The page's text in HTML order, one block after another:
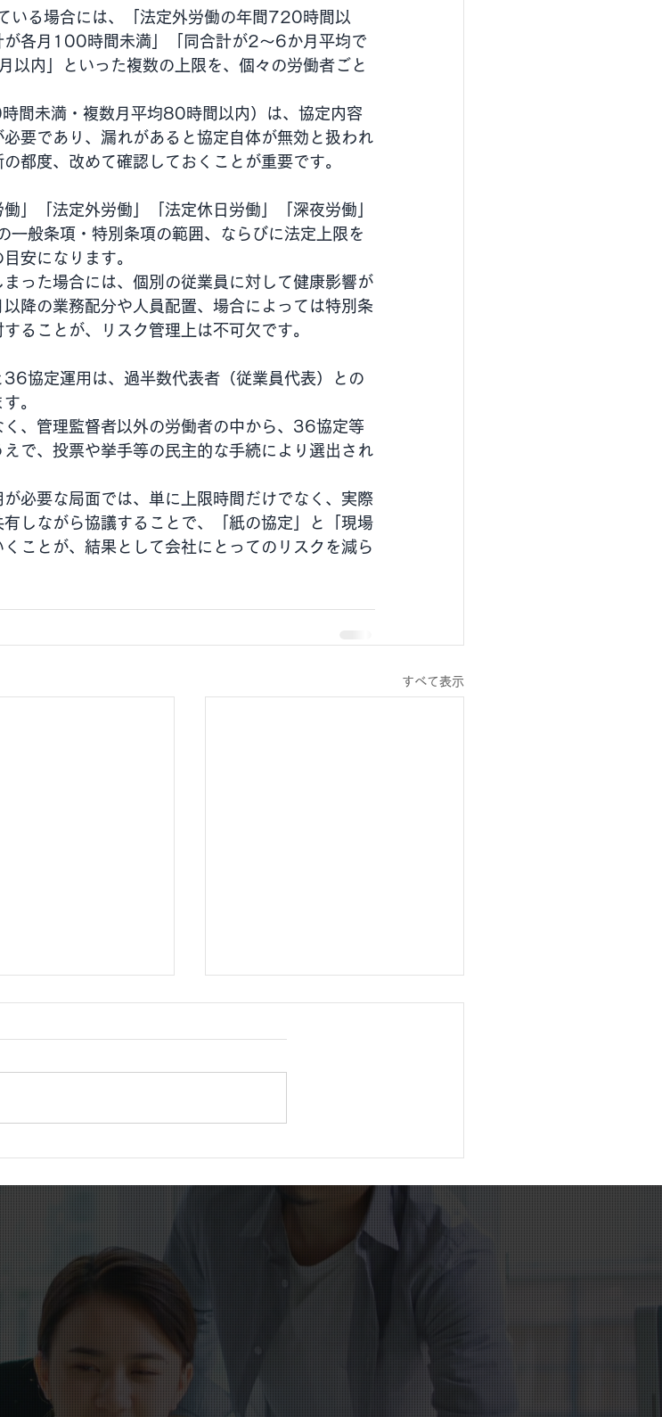
いる場合には、「法定外労働の年間720時間以
が各月100時間未満」「同合計が2〜6か月平均で
内」といった複数の上限を、個々の労働者ごと
間未満・複数月平均80時間以内）は、協定内容
要であり、漏れがあると協定自体が無効と扱われ
都度、改めて確認しておくことが重要です。
」「法定外労働」「法定休日労働」「深夜労働」
般条項・特別条項の範囲、ならびに法定上限を
安になります。
った場合には、個別の従業員に対して健康影響が
降の業務配分や人員配置、場合によっては特別条
ることが、リスク管理上は不可欠です。
協定運用は、過半数代表者（従業員代表）との
。
、管理監督者以外の労働者の中から、36協定等
で、投票や挙手等の民主的な手続により選出され
必要な局面では、単に上限時間だけでなく、実際
しながら協議することで、「紙の協定」と「現場
ことが、結果として会社にとってのリスクを減ら
すべて表示
設の退職手当制度
。持続可能な制度
在留外国人が初めて400万人
を突破。日本社会は新たな時